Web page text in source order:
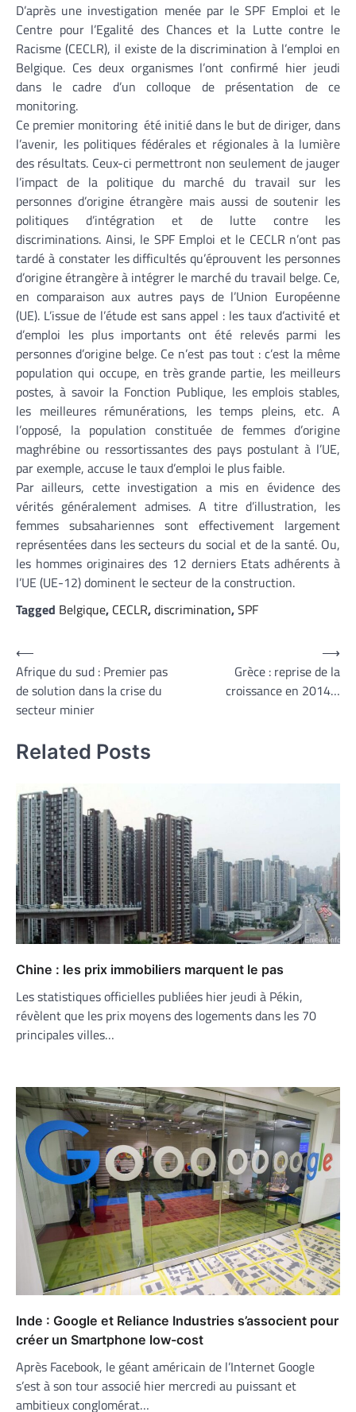
D’après une investigation menée par le SPF Emploi et le
Centre pour l’Egalité des Chances et la Lutte contre le
Racisme (CECLR), il existe de la discrimination à l’emploi en
Belgique. Ces deux organismes l’ont confirmé hier jeudi
dans le cadre d’un colloque de présentation de ce
monitoring.
Ce premier monitoring été initié dans le but de diriger, dans
l’avenir, les politiques fédérales et régionales à la lumière
des résultats. Ceux-ci permettront non seulement de jauger
l’impact de la politique du marché du travail sur les
personnes d’origine étrangère mais aussi de soutenir les
politiques d’intégration et de lutte contre les
discriminations. Ainsi, le SPF Emploi et le CECLR n’ont pas
tardé à constater les difficultés qu’éprouvent les personnes
d’origine étrangère à intégrer le marché du travail belge. Ce,
en comparaison aux autres pays de l’Union Européenne
(UE). L’issue de l’étude est sans appel : les taux d’activité et
d’emploi les plus importants ont été relevés parmi les
personnes d’origine belge. Ce n’est pas tout : c’est la même
population qui occupe, en très grande partie, les meilleurs
postes, à savoir la Fonction Publique, les emplois stables,
les meilleures rémunérations, les temps pleins, etc. A
l’opposé, la population constituée de femmes d’origine
maghrébine ou ressortissantes des pays postulant à l’UE,
par exemple, accuse le taux d’emploi le plus faible.
Par ailleurs, cette investigation a mis en évidence des
vérités généralement admises. A titre d’illustration, les
femmes subsahariennes sont effectivement largement
représentées dans les secteurs du social et de la santé. Ou,
les hommes originaires des 12 derniers Etats adhérents à
l’UE (UE-12) dominent le secteur de la construction.
Tagged Belgique, CECLR,discrimination,SPF
Navigation
de
l’article
⟵
Afrique du sud : Premier pas
de solution dans la crise du
secteur minier
Grèce : reprise de la
croissance en 2014…
⟶
Related Posts
Chine : les prix immobiliers marquent le pas
Les statistiques officielles publiées hier jeudi à Pékin,
révèlent que les prix moyens des logements dans les 70
principales villes…
Inde : Google et Reliance Industries s’associent pour
créer un Smartphone low-cost
Après Facebook, le géant américain de l’Internet Google
s’est à son tour associé hier mercredi au puissant et
ambitieux conglomérat…